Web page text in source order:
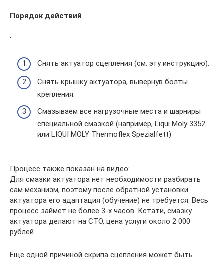
Порядок действий
:
Снять актуатор сцепления (см. эту инструкцию).
Снять крышку актуатора, вывернув болты
крепления.
Смазываем все нагрузочные места и шарниры
специальной смазкой (например, Liqui Moly 3352
или LIQUI MOLY Thermoflex Spezialfett)
Процесс также показан на видео:
Для смазки актуатора нет необходимости разбирать
сам механизм, поэтому после обратной установки
актуатора его адаптация (обучение) не требуется. Весь
процесс займет не более 3-х часов. Кстати, смазку
актуатора делают на СТО, цена услуги около 2 000
рублей.
Еще одной причиной скрипа сцепления может быть